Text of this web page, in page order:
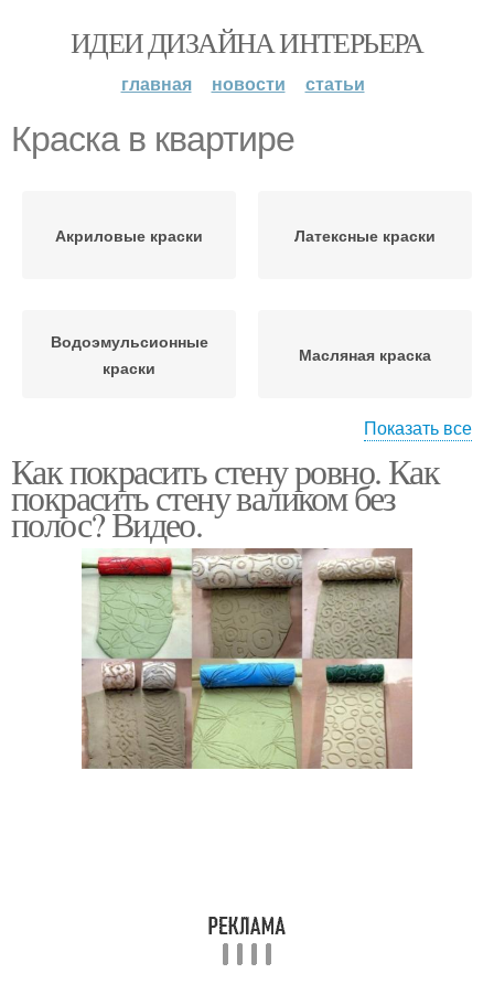
ИДЕИ ДИЗАЙНА ИНТЕРЬЕРА
главная новости статьи
Краска в квартире
Акриловые краски Латексные краски
Водоэмульсионные
краски
Масляная краска
краска
Краска для стен
Краски для покраски Краска на стену
Показать все
Как покрасить стену ровно. Как
покрасить стену валиком без
полос? Видео.